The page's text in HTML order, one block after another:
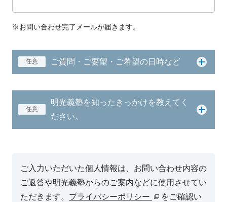
※お問い合わせ完了メールが届きます。
任意 ご質問・ご要望・ご希望の日時など
任意
明光義塾を知ったきっかけを教えてく
ださい。
ご入力いただいた個人情報は、お問い合わせ内容の
ご返答や明光義塾からのご案内などに使用させてい
ただきます。 プライバシーポリシー をご確認い